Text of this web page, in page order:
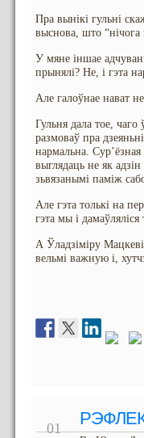
Пра вынікі гульні
выснова, што “нічога
У мяне іншае
прынялі? Не, і гэта
Але галоўнае нават
Гульня дала тое,
размоваў пра
нармальна.
выглядаць не як
зьвязанымі паміж
Але гэта толькі на
гэта мы і
А Ўладзіміру
вельмі важную і,
01